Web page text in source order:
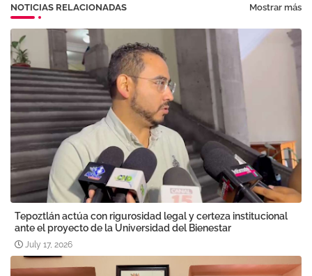
NOTICIAS RELACIONADAS Mostrar más
Tepoztlán actúa con rigurosidad legal y certeza institucional
ante el proyecto de la Universidad del Bienestar
July 17, 2026